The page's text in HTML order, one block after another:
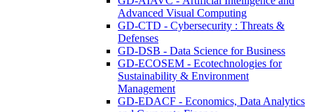
Advanced Visual Computing
GD-CTD - Cybersecurity : Threats &
Defenses
GD-DSB - Data Science for Business
GD-ECOSEM - Ecotechnologies for
Sustainability & Environment
Management
GD-EDACF - Economics, Data Analytics